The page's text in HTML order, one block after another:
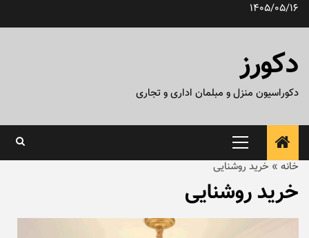
پرش1405/05/16
دکورز
دکوراسیون منزل و مبلمان اداری و تجاری
منوی
اصلی
خانه » خرید روشنایی
خرید روشنایی